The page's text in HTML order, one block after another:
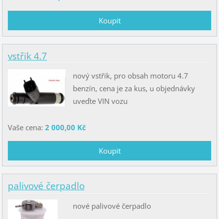
vstřik 4.7
nový vstřik, pro obsah motoru 4.7
benzín, cena je za kus, u objednávky
uveďte VIN vozu
Vaše cena: 2 000,00 Kč
palivové čerpadlo
nové palivové čerpadlo